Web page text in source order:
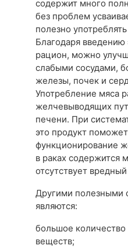
содержит много
без проблем
полезно
Благодаря введению
рацион, можно
слабыми сосудами,
железы, почек и
Употребление мяса
желчевыводящих
печени. При
это продукт
функционирование
в раках содержится
отсутствует
Другими полезными
являются:
большое
веществ;